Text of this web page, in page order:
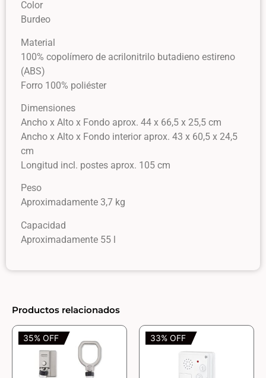
Color
Burdeo
Material
100% copolímero de acrilonitrilo butadieno estireno
(ABS)
Forro 100% poliéster
Dimensiones
Ancho x Alto x Fondo aprox. 44 x 66,5 x 25,5 cm
Ancho x Alto x Fondo interior aprox. 43 x 60,5 x 24,5
cm
Longitud incl. postes aprox. 105 cm
Peso
Aproximadamente 3,7 kg
Capacidad
Aproximadamente 55 l
Productos relacionados
35% OFF 33% OFF